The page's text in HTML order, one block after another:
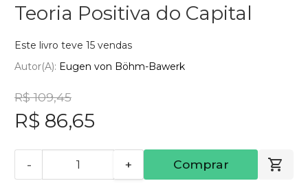
Teoria Positiva do Capital
Este livro teve 15 vendas
Autor(a): Eugen von Böhm-Bawerk
R$ 109,45
R$ 86,65
- + Comprar